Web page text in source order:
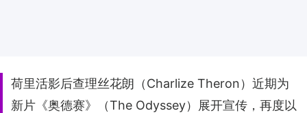
荷里活影后查理丝花朗（Charlize Theron）近期为
新片《奥德赛》（The Odyssey）展开宣传，再度以